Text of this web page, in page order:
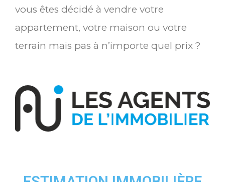
vous êtes décidé à vendre votre
appartement, votre maison ou votre
terrain mais pas à n’importe quel prix ?